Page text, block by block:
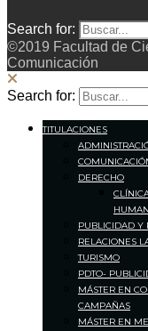
Search for:
©2019 Facultad de
Comunicación
Search for:
TITULACIONES
DERECHO
PUBLICIDAD Y
RELACIONES
TURISMO
PDTO-
MÁSTER EN
CAMPAÑAS
MÁSTER EN